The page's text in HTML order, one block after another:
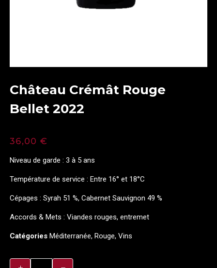
Château Crémât Rouge
Bellet 2022
36,00€
Niveau de garde : 3 à 5 ans
Température de service : Entre 16° et 18°C
Cépages : Syrah 51 %, Cabernet Sauvignon 49 %
Accords & Mets : Viandes rouges, entremet
Catégories Méditerranée, Rouge, Vins